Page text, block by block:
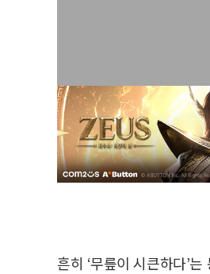
흔히 ‘무릎이 시큰하다’